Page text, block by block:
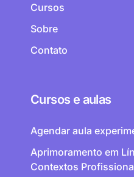
Cursos
Sobre
Contato
Cursos e aulas
Agendar aula
Aprimoramento em
Contextos